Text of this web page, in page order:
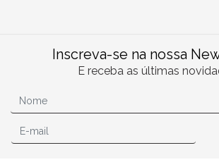
Inscreva-se na nossa
E receba as últimas